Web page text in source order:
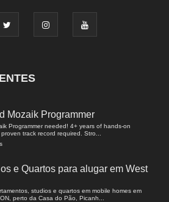
Mozaik Programmer
Programmer needed! 4+ years of hands-on
track record required. Stro...
e Quartos para alugar em West
studios e quartos em mobile homes em
perto da Casa do Pão, Picanh...